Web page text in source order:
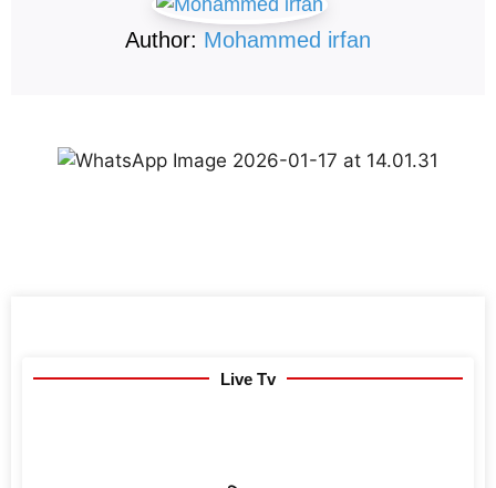
Author: Mohammed irfan
Live Tv